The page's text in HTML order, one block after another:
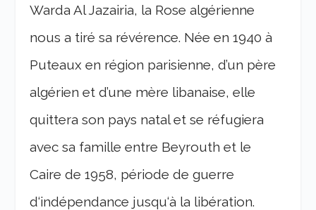
Warda Al Jazairia, la Rose algérienne
nous a tiré sa révérence. Née en 1940 à
Puteaux en région parisienne, d’un père
algérien et d’une mère libanaise, elle
quittera son pays natal et se réfugiera
avec sa famille entre Beyrouth et le
Caire de 1958, période de guerre
d‘indépendance jusqu‘à la libération.